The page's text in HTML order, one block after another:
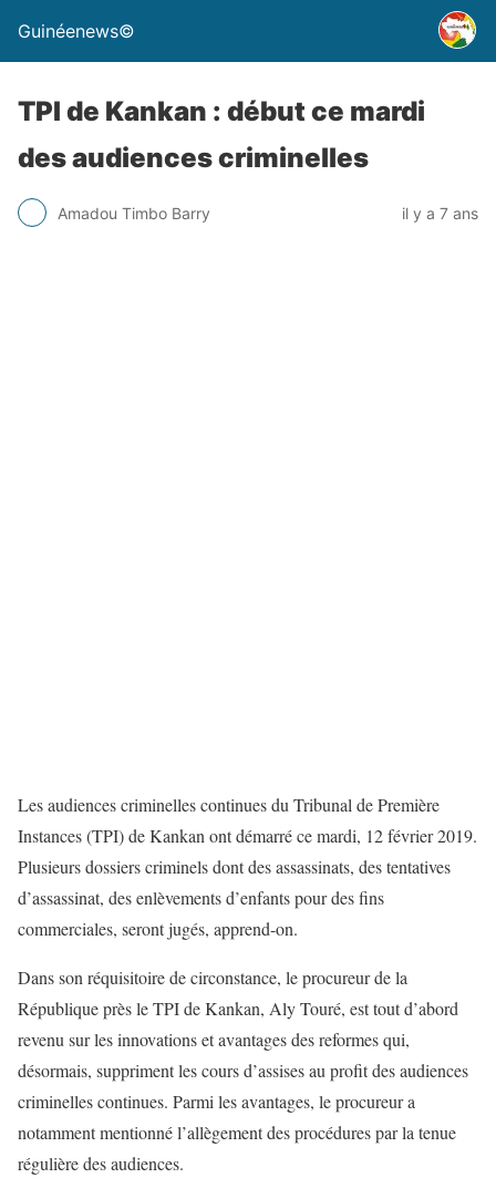
Guinéenews©
TPI de Kankan : début ce mardi
des audiences criminelles
Amadou Timbo Barry il y a 7 ans
Les audiences criminelles continues du Tribunal de Première
Instances (TPI) de Kankan ont démarré ce mardi, 12 février 2019.
Plusieurs dossiers criminels dont des assassinats, des tentatives
d’assassinat, des enlèvements d’enfants pour des fins
commerciales, seront jugés, apprend-on.
Dans son réquisitoire de circonstance, le procureur de la
République près le TPI de Kankan, Aly Touré, est tout d’abord
revenu sur les innovations et avantages des reformes qui,
désormais, suppriment les cours d’assises au profit des audiences
criminelles continues. Parmi les avantages, le procureur a
notamment mentionné l’allègement des procédures par la tenue
régulière des audiences.